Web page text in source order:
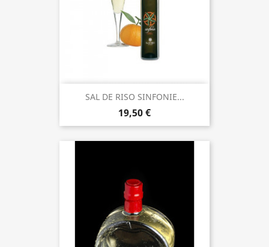
SAL DE RISO SINFONIE...
19,50 €